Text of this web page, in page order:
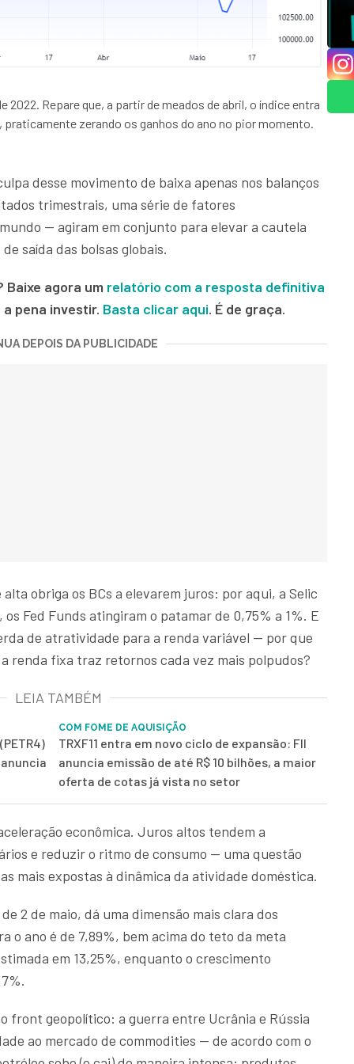
Repare que, a partir de meados de abril, o índice entra
zerando os ganhos do ano no pior momento.
desse movimento de baixa apenas nos balanços
trimestrais, uma série de fatores
— agiram em conjunto para elevar a cautela
saída das bolsas globais.
Baixe agora um relatório com a resposta definitiva
pena investir. Basta clicar aqui. É de graça.
DEPOIS DA PUBLICIDADE
obriga os BCs a elevarem juros: por aqui, a Selic
os Fed Funds atingiram o patamar de 0,75% a 1%. E
de atratividade para a renda variável — por que
renda fixa traz retornos cada vez mais polpudos?
LEIA TAMBÉM
COM FOME DE AQUISIÇÃO
TRXF11 entra em novo ciclo de expansão: FII
anuncia emissão de até R$ 10 bilhões, a maior
oferta de cotas já vista no setor
econômica. Juros altos tendem a
e reduzir o ritmo de consumo — uma questão
mais expostas à dinâmica da atividade doméstica.
2 de maio, dá uma dimensão mais clara dos
o ano é de 7,89%, bem acima do teto da meta
em 13,25%, enquanto o crescimento
front geopolítico: a guerra entre Ucrânia e Rússia
ao mercado de commodities — de acordo com o